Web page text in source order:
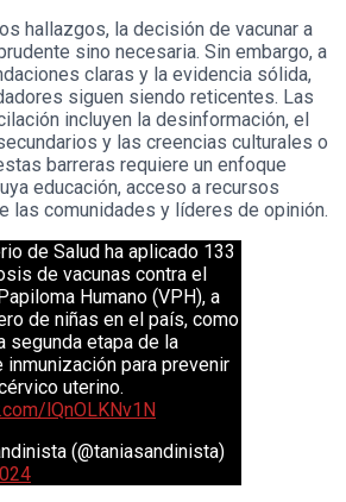
hallazgos, la decisión de vacunar a
sino necesaria. Sin embargo, a
claras y la evidencia sólida,
siguen siendo reticentes. Las
incluyen la desinformación, el
y las creencias culturales o
barreras requiere un enfoque
educación, acceso a recursos
las comunidades y líderes de opinión.
de Salud ha aplicado 133
de vacunas contra el
Humano (VPH), a
de niñas en el país, como
segunda etapa de la
inmunización para prevenir
uterino.
lQnOLKNv1N
(@taniasandinista)